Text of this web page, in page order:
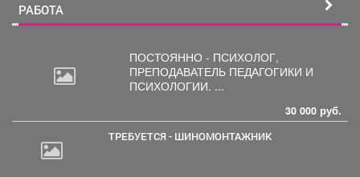
РАБОТА
ПОСТОЯННО - ПСИХОЛОГ,
ПРЕПОДАВАТЕЛЬ ПЕДАГОГИКИ И
ПСИХОЛОГИИ. ...
30 000 руб.
ТРЕБУЕТСЯ - ШИНОМОНТАЖНИК